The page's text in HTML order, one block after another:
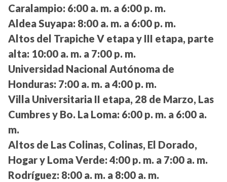
Caralampio: 6:00 a. m. a 6:00 p. m.
Aldea Suyapa: 8:00 a. m. a 6:00 p. m.
Altos del Trapiche V etapa y III etapa, parte
alta: 10:00 a. m. a 7:00 p. m.
Universidad Nacional Autónoma de
Honduras: 7:00 a. m. a 4:00 p. m.
Villa Universitaria II etapa, 28 de Marzo, Las
Cumbres y Bo. La Loma: 6:00 p. m. a 6:00 a.
m.
Altos de Las Colinas, Colinas, El Dorado,
Hogar y Loma Verde: 4:00 p. m. a 7:00 a. m.
Rodríguez: 8:00 a. m. a 8:00 a. m.